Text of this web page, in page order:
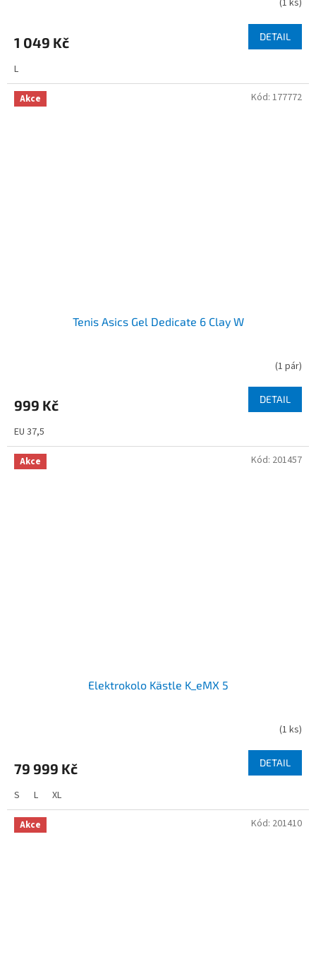
(1 ks)
1 049 Kč DETAIL
L
Akce
Tenis Asics Gel Dedicate 6 Clay W
(1 pár)
999 Kč DETAIL
EU 37,5
Kód: 177772
Akce
Elektrokolo Kästle K_eMX 5
(1 ks)
79 999 Kč DETAIL
S L XL
Kód: 201457
Akce Kód: 201410